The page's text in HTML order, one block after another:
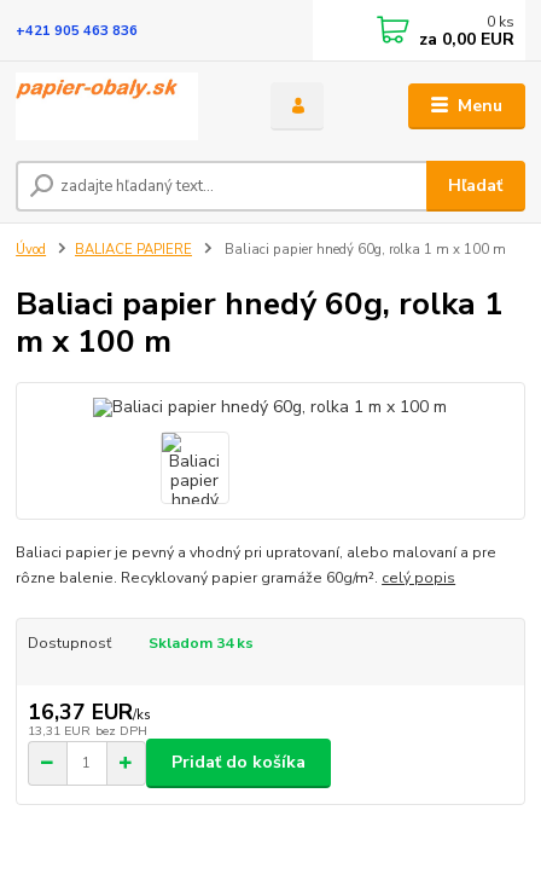
Menu
Hľadať
+421 905 463 836 0 ks
za 0,00 EUR
Úvod BALIACE PAPIERE Baliaci papier hnedý 60g, rolka 1 m x 100 m
Baliaci papier hnedý 60g, rolka 1
m x 100 m
Baliaci papier je pevný a vhodný pri upratovaní, alebo malovaní a pre
rôzne balenie. Recyklovaný papier gramáže 60g/m². celý popis
Dostupnosť Skladom 34 ks
16,37 EUR/ks
13,31 EUR bez DPH
Pridať do košíka